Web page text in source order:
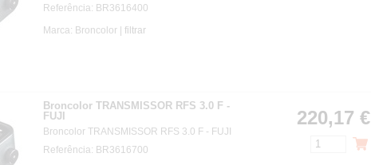
Referência: BR3616400
Marca: Broncolor | filtrar
Broncolor TRANSMISSOR RFS 3.0 F -
FUJI
Broncolor TRANSMISSOR RFS 3.0 F - FUJI
Referência: BR3616700
220,17 €